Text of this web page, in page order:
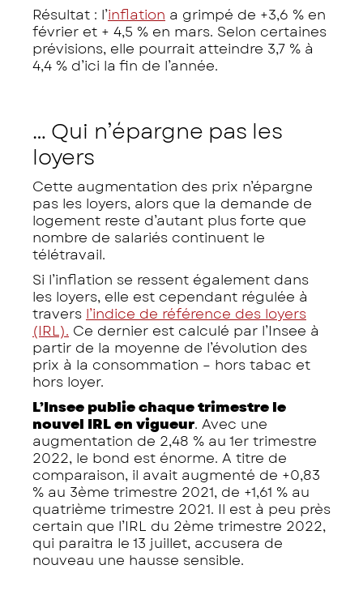
Résultat : l’inflation a grimpé de +3,6 % en
février et + 4,5 % en mars. Selon certaines
prévisions, elle pourrait atteindre 3,7 % à
4,4 % d’ici la fin de l’année.
… Qui n’épargne pas les
loyers
Cette augmentation des prix n’épargne
pas les loyers, alors que la demande de
logement reste d’autant plus forte que
nombre de salariés continuent le
télétravail.
Si l’inflation se ressent également dans
les loyers, elle est cependant régulée à
travers l’indice de référence des loyers
(IRL). Ce dernier est calculé par l’Insee à
partir de la moyenne de l’évolution des
prix à la consommation – hors tabac et
hors loyer.
L’Insee publie chaque trimestre le
nouvel IRL en vigueur. Avec une
augmentation de 2,48 % au 1er trimestre
2022, le bond est énorme. A titre de
comparaison, il avait augmenté de +0,83
% au 3ème trimestre 2021, de +1,61 % au
quatrième trimestre 2021. Il est à peu près
certain que l’IRL du 2ème trimestre 2022,
qui paraitra le 13 juillet, accusera de
nouveau une hausse sensible.